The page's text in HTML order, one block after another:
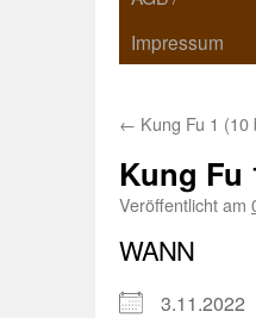
Impressum
← Kung Fu 1 (10
Kung Fu
Veröffentlicht am
WANN
3.11.2022